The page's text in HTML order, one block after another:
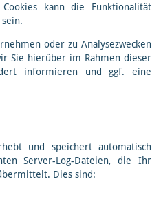
kann die Funktionalität
oder zu Analysezwecken
Sie hierüber im Rahmen dieser
informieren und ggf. eine
und speichert automatisch
Server-Log-Dateien, die Ihr
Dies sind: